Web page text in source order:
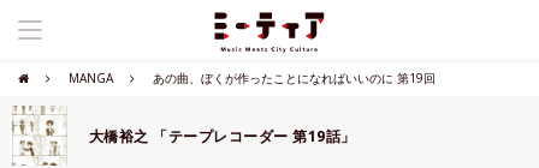
MANGA あの曲、ぼくが作ったことになればいいのに 第19回
大橋裕之 「テープレコーダー 第19話」